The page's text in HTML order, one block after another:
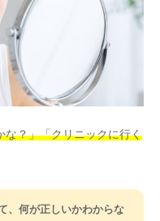
な？」「クリニックに行く
、何が正しいかわからな